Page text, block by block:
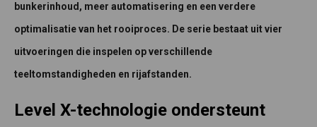
bunkerinhoud, meer automatisering en een verdere
optimalisatie van het rooiproces. De serie bestaat uit vier
uitvoeringen die inspelen op verschillende
teeltomstandigheden en rijafstanden.
Level X-technologie ondersteunt